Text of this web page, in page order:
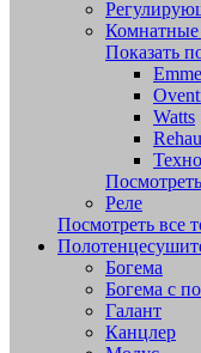
Комнатные
Показать
Watts
Rehau
Техно
Реле
Посмотреть все
Богема
Богема с
Галант
Канцлер